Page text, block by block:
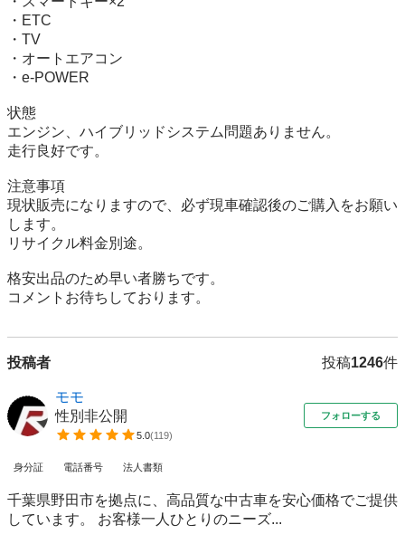
・ETC
・TV
・オートエアコン
・e-POWER
状態
エンジン、ハイブリッドシステム問題ありません。
走行良好です。
注意事項
現状販売になりますので、必ず現車確認後のご購入をお願い
します。
リサイクル料金別途。
格安出品のため早い者勝ちです。
コメントお待ちしております。
投稿者 投稿1246件
モモ
性別非公開
5.0(119)
フォローする
身分証 電話番号 法人書類
千葉県野田市を拠点に、高品質な中古車を安心価格でご提供
しています。 お客様一人ひとりのニーズ...